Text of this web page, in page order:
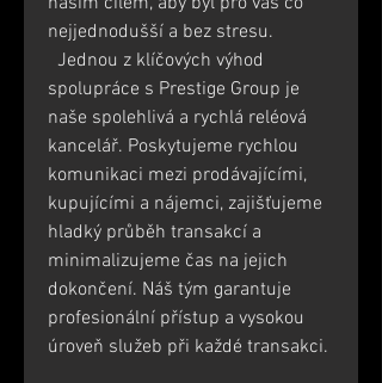
nejjednodušší a bez stresu.
spolupráce s Prestige Group je
naše spolehlivá a rychlá reléová
kancelář. Poskytujeme rychlou
komunikaci mezi prodávajícími,
kupujícími a nájemci, zajišťujeme
hladký průběh transakcí a
minimalizujeme čas na jejich
dokončení. Náš tým garantuje
profesionální přístup a vysokou
úroveň služeb při každé transakci.